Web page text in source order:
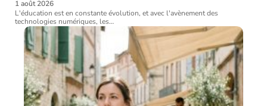
1 août 2026
L'éducation est en constante évolution, et avec l'avènement des
technologies numériques, les…